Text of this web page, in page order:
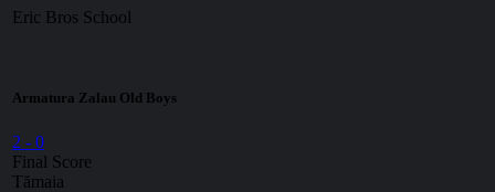
Eric Bros School
Armatura Zalau Old Boys
2 - 0
Final Score
Tămaia